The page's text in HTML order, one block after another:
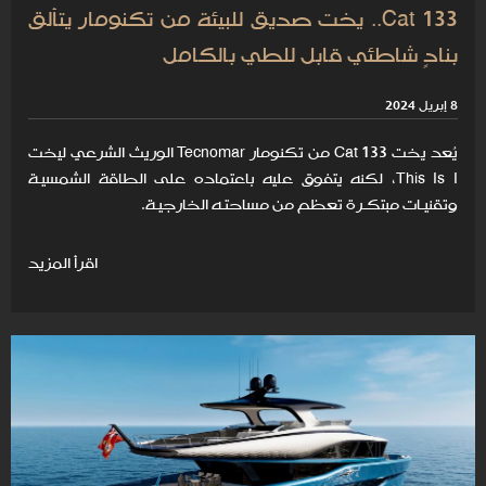
Cat 133.. يخت صديق للبيئة من تكنومار يتألق
بنادٍ شاطئي قابل للطي بالكامل
8 إبريل 2024
يُعد يخت Cat 133 من تكنومار Tecnomar الوريث الشرعي ليخت
This Is I، لكنه يتفوق عليه باعتماده على الطاقة الشمسيـة
وتقنيـات مبتكـرة تعظم من مساحتـه الخارجيـة.
اقرأ المزيد